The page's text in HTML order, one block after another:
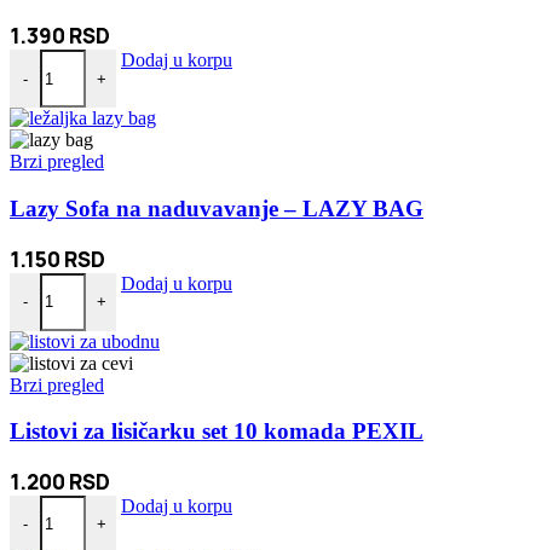
1.390 RSD
-
Lavalier bežični mini mikrofon za telefon Android i IOS količina
+
Dodaj u korpu
Brzi pregled
Lazy Sofa na naduvavanje – LAZY BAG
1.150 RSD
-
Lazy Sofa na naduvavanje - LAZY BAG količina
+
Dodaj u korpu
Brzi pregled
Listovi za lisičarku set 10 komada PEXIL
1.200 RSD
-
Listovi za lisičarku set 10 komada PEXIL količina
+
Dodaj u korpu